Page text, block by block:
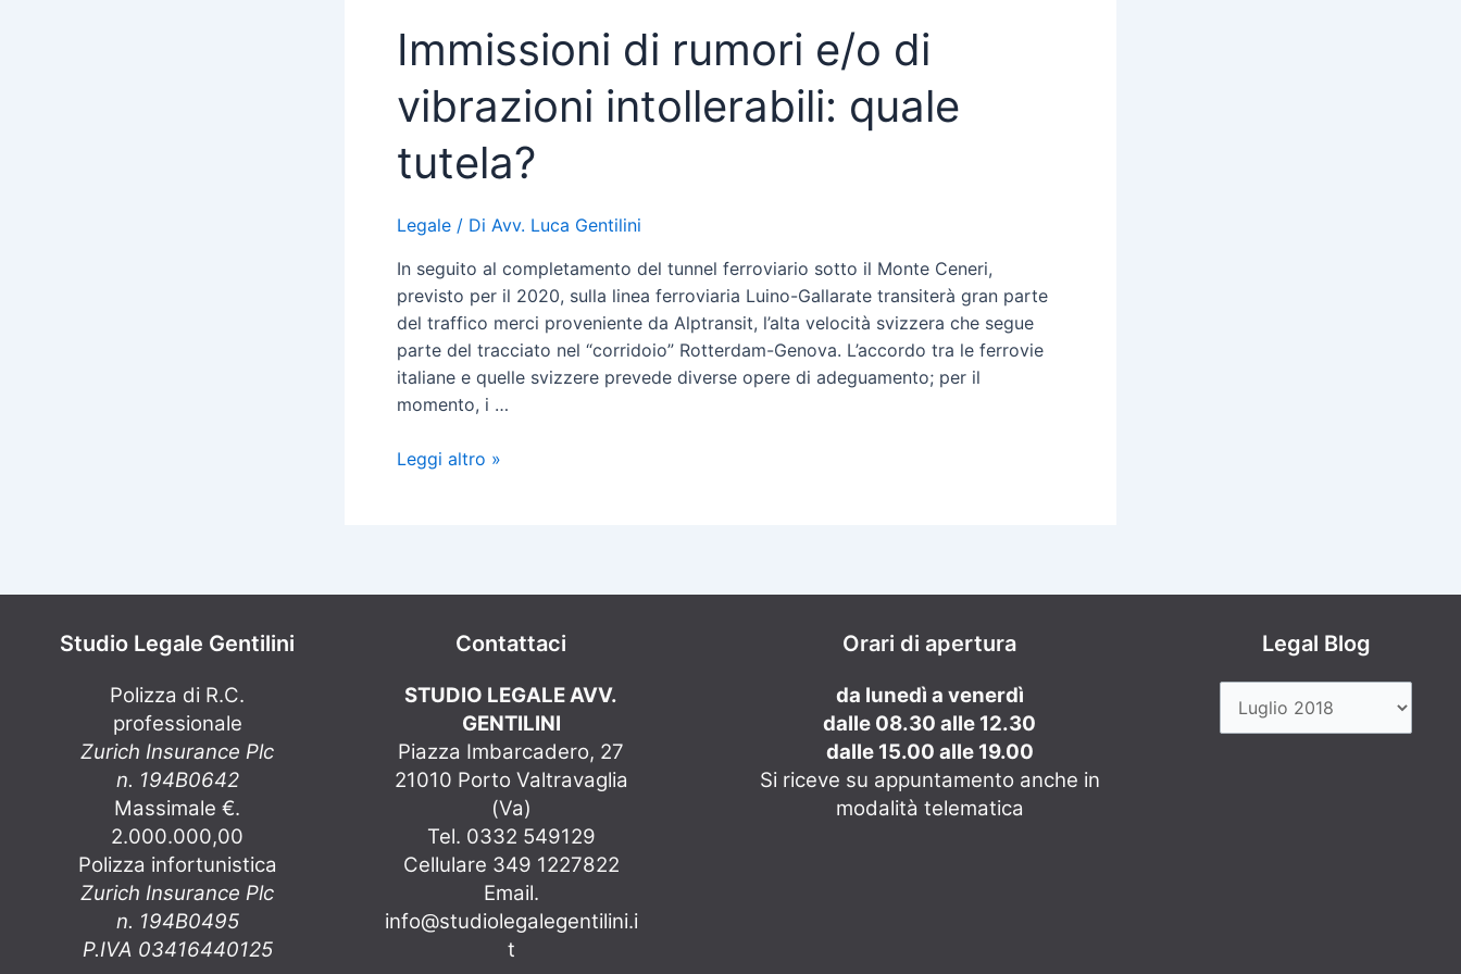
Immissioni di rumori e/o di
vibrazioni intollerabili: quale
tutela?
Legale / Di Avv. Luca Gentilini
In seguito al completamento del tunnel ferroviario sotto il Monte Ceneri,
previsto per il 2020, sulla linea ferroviaria Luino-Gallarate transiterà gran parte
del traffico merci proveniente da Alptransit, l’alta velocità svizzera che segue
parte del tracciato nel “corridoio” Rotterdam-Genova. L’accordo tra le ferrovie
italiane e quelle svizzere prevede diverse opere di adeguamento; per il
momento, i …
Leggi altro »
Studio Legale Gentilini
Polizza di R.C.
professionale
Zurich Insurance Plc
n. 194B0642
Massimale €.
2.000.000,00
Polizza infortunistica
Zurich Insurance Plc
n. 194B0495
P.IVA 03416440125
Contattaci
STUDIO LEGALE AVV.
GENTILINI
Piazza Imbarcadero, 27
21010 Porto Valtravaglia
(Va)
Tel. 0332 549129
Cellulare 349 1227822
Email.
info@studiolegalegentilini.i
t
Orari di apertura
da lunedì a venerdì
dalle 08.30 alle 12.30
dalle 15.00 alle 19.00
Si riceve su appuntamento anche in
modalità telematica
Legal Blog